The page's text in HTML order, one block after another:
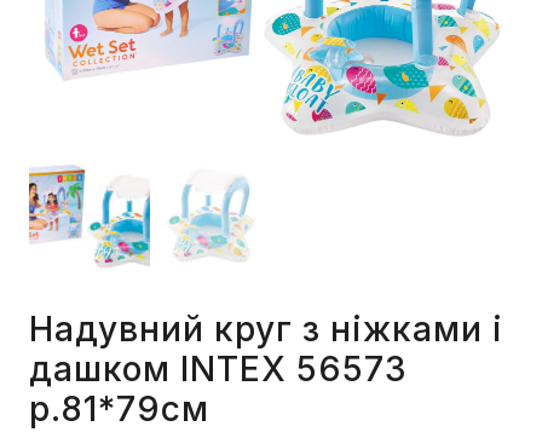
Надувний круг з ніжками і
дашком INTEX 56573
р.81*79см